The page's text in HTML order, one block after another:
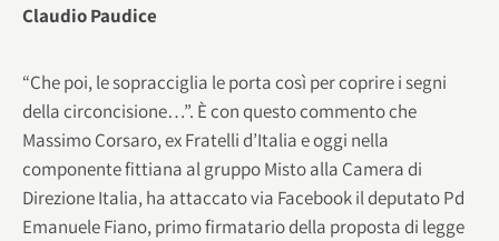
Claudio Paudice
“Che poi, le sopracciglia le porta così per coprire i segni
della circoncisione…”. È con questo commento che
Massimo Corsaro, ex Fratelli d’Italia e oggi nella
componente fittiana al gruppo Misto alla Camera di
Direzione Italia, ha attaccato via Facebook il deputato Pd
Emanuele Fiano, primo firmatario della proposta di legge